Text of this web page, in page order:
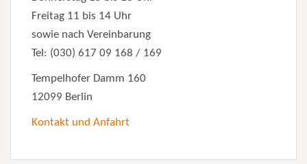
Freitag 11 bis 14 Uhr
sowie nach Vereinbarung
Tel: (030) 617 09 168 / 169
Tempelhofer Damm 160
12099 Berlin
Kontakt und Anfahrt